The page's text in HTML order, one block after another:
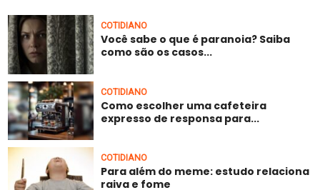
COTIDIANO
Você sabe o que é paranoia? Saiba
como são os casos...
COTIDIANO
Como escolher uma cafeteira
expresso de responsa para...
COTIDIANO
Para além do meme: estudo relaciona
raiva e fome